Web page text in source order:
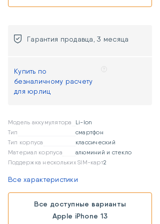
доставку (расходы, связанные с
и компенсируются продавцом
одновременно с возвратом товара
после гарантийного ремонта).
Гарантия продавца, 3 месяца
Купить по
безналичному расчету
для юрлиц
Модель аккумулятора
Li-Ion
Тип
смартфон
Тип корпуса
классический
Материал корпуса
алюминий и стекло
Поддержка нескольких SIM-карт2
Все характеристики
Все доступные варианты
Apple iPhone 13